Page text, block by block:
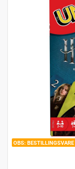
BESTILLINGSVARE